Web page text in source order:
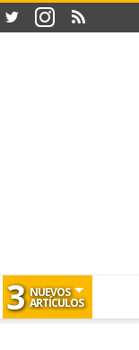
3 NUEVOS
ARTÍCULOS